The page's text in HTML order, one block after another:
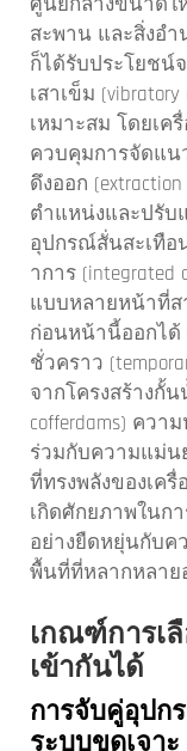
สะพาน และสิ่งอ
ก็ได้รับประโยชน์
เสาเข็ม
เหมาะสม โดยเค
ควบคุมการจัดแน
ดึงออก
ตำแหน่งและปรับ
อุปกรณ์สั่นสะเทื
าการ (integrated
แบบหลายหน้าที่ส
ก่อนหน้านี้ออกไ
ชั่วคราว
จากโครงสร้างกั้
cofferdams) คว
ร่วมกับความแม่น
ที่ทรงพลังของเค
เกิดศักยภาพในก
อย่างยืดหยุ่นกับค
พื้นที่ที่หลากหลาย
เกณฑ์การเ
เข้ากันได้
การจับคู่อุปก
ระบบขุดเจาะ